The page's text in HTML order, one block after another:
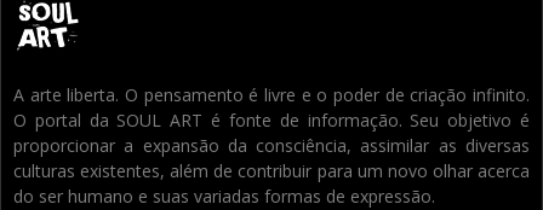
A arte liberta. O pensamento é livre e o poder de criação infinito.
O portal da SOUL ART é fonte de informação. Seu objetivo é
proporcionar a expansão da consciência, assimilar as diversas
culturas existentes, além de contribuir para um novo olhar acerca
do ser humano e suas variadas formas de expressão.